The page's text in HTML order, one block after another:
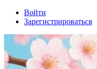
Войти
Зарегистрироваться